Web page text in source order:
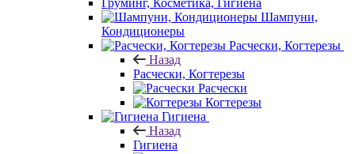
Груминг, Косметика, Гигиена
Шампуни,
Кондиционеры
Расчески, Когтерезы
Назад
Расчески, Когтерезы
Расчески
Когтерезы
Гигиена
Назад
Гигиена